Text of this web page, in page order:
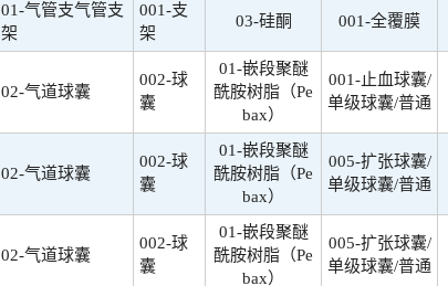
01-气管支气管支
架
001-支
架
03-硅酮 001-全覆膜
02-气道球囊
002-球
囊
01-嵌段聚醚
酰胺树脂（Pe
bax）
001-止血球囊/
单级球囊/普通
02-气道球囊
002-球
囊
01-嵌段聚醚
酰胺树脂（Pe
bax）
005-扩张球囊/
单级球囊/普通
02-气道球囊
002-球
囊
01-嵌段聚醚
酰胺树脂（Pe
bax）
005-扩张球囊/
单级球囊/普通